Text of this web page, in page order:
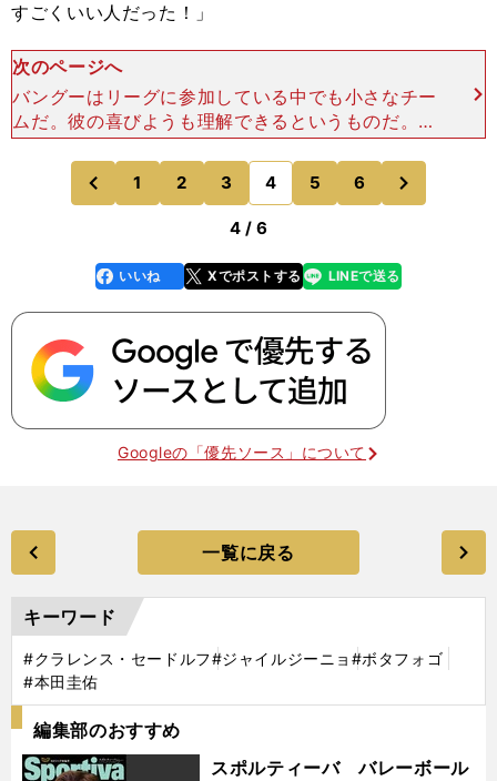
すごくいい人だった！」
次のページへ
バングーはリーグに参加している中でも小さなチー
ムだ。彼の喜びようも理解できるというものだ。
しかし、もうひとつ忘れてはいけないのは、そのチ
ームにボタフォゴが引き分けてしまったことだ。本
田の後半のパフォ
前
のページへ
1 2 3 4 5 6
のページへ
4 / 6
faceboo
k
いいね Xでポストする
line LINEで送る
Googleの「優先ソース」について
一覧に戻る
キーワード
#クラレンス・セードルフ#ジャイルジーニョ #ボタフォゴ
#本田圭佑
編集部のおすすめ
スポルティーバ バレーボール